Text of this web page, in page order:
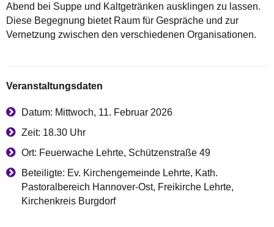
Abend bei Suppe und Kaltgetränken ausklingen zu lassen.
Diese Begegnung bietet Raum für Gespräche und zur
Vernetzung zwischen den verschiedenen Organisationen.
Veranstaltungsdaten
Datum: Mittwoch, 11. Februar 2026
Zeit: 18.30 Uhr
Ort: Feuerwache Lehrte, Schützenstraße 49
Beteiligte: Ev. Kirchengemeinde Lehrte, Kath.
Pastoralbereich Hannover-Ost, Freikirche Lehrte,
Kirchenkreis Burgdorf